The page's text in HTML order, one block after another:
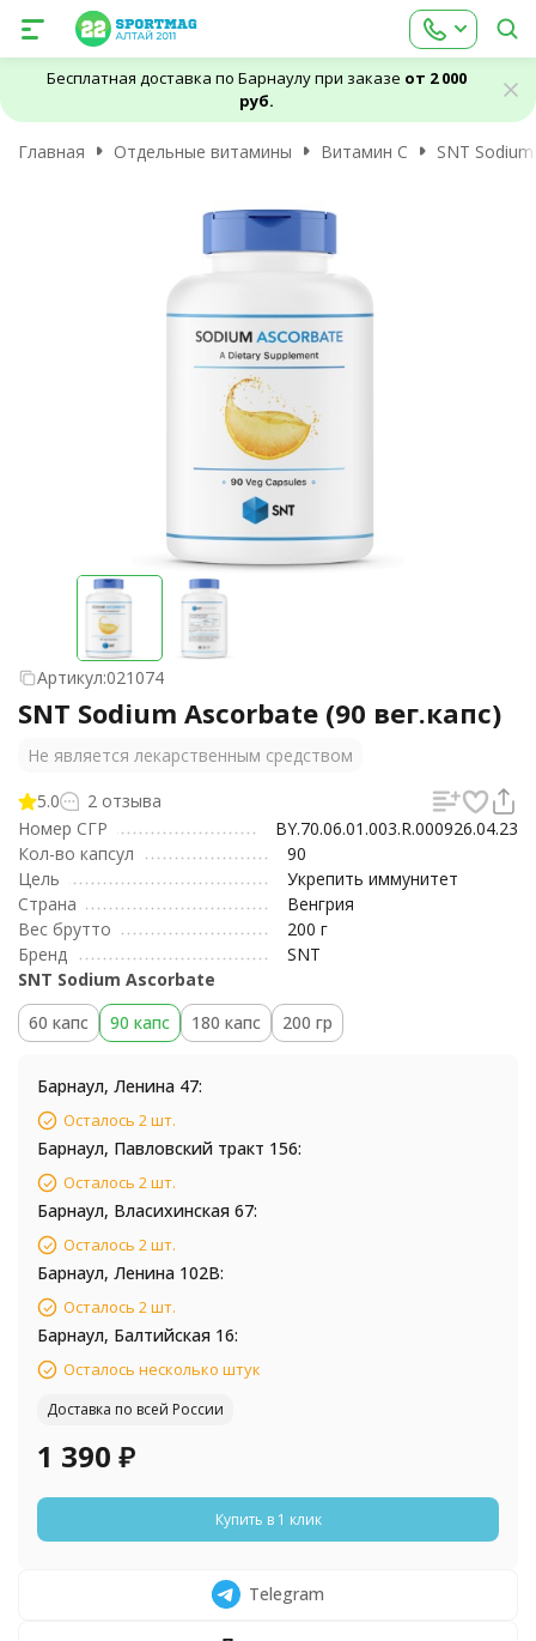
Бесплатная доставка по Барнаулу при заказе от 2 000
руб.
Главная Отдельные витамины Витамин C SNT
Артикул:021074
SNT Sodium Ascorbate (90 вег.капс)
Не является лекарственным средством
5.0
2 отзыва
Номер СГР
BY.70.06.01.003.R.000926.04.23
Кол-во капсул
90
Цель
Укрепить иммунитет
Страна
Венгрия
Вес брутто
200 г
Бренд
SNT
SNT Sodium Ascorbate
60 капс
90 капс 180 капс 200 гр
Барнаул, Ленина 47:
Осталось 2 шт.
Барнаул, Павловский тракт 156:
Осталось 2 шт.
Барнаул, Власихинская 67:
Осталось 2 шт.
Барнаул, Ленина 102В:
Осталось 2 шт.
Барнаул, Балтийская 16:
Осталось несколько штук
Доставка по всей России
1 390 ₽
Купить в 1 клик
Telegram